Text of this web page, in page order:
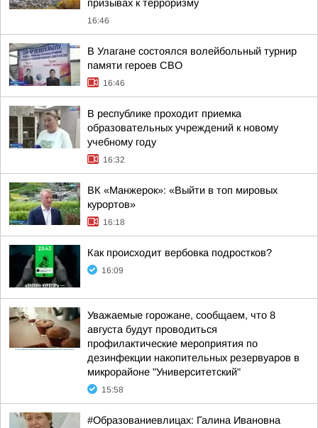
призывах к терроризму
16:46
В Улагане состоялся волейбольный турнир
памяти героев СВО
16:46
В республике проходит приемка
образовательных учреждений к новому
учебному году
16:32
ВК «Манжерок»: «Выйти в топ мировых
курортов»
16:18
Как происходит вербовка подростков?
16:09
Уважаемые горожане, сообщаем, что 8
августа будут проводиться
профилактические мероприятия по
дезинфекции накопительных резервуаров в
микрорайоне "Университетский"
15:58
#Образованиевлицах: Галина Ивановна